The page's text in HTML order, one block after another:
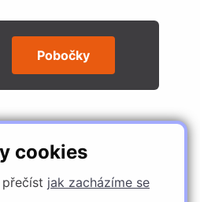
cookies
jak zacházíme se
Pobočky